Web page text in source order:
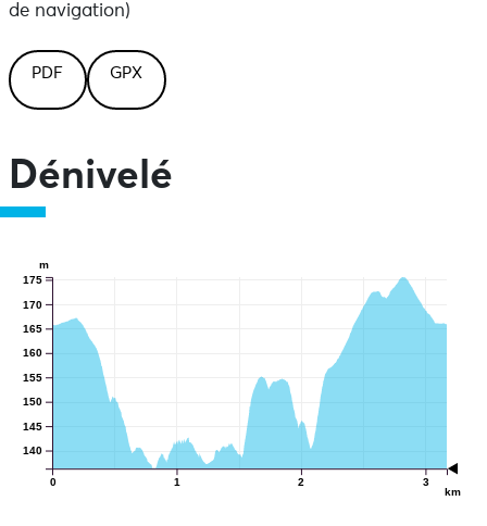
de navigation)
PDF GPX
Dénivelé
0 1 2 3
km
140
145
150
155
160
165
170
175
m